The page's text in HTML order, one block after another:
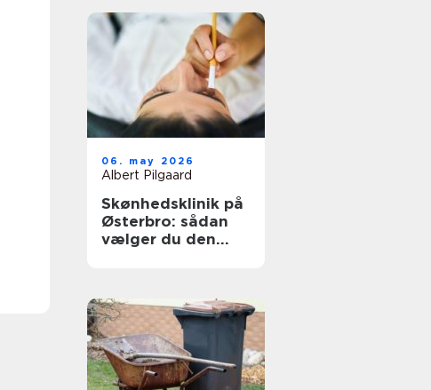
06. may 2026
Albert Pilgaard
Skønhedsklinik på
Østerbro: sådan
vælger du den